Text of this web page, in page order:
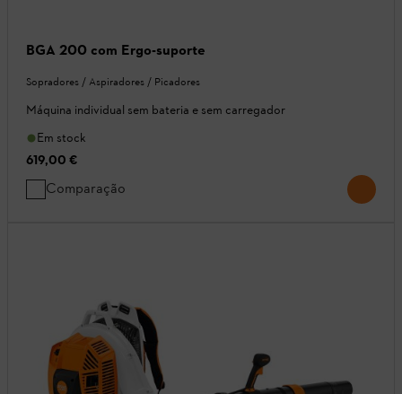
BGA 200 com Ergo-suporte
Sopradores / Aspiradores / Picadores
Máquina individual sem bateria e sem carregador
Em stock
619,00 €
Comparação